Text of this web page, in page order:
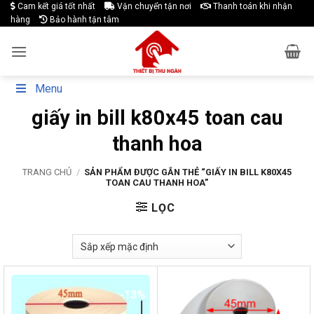
Skip
to
Cam kết giá tốt nhất Vận chuyển tận nơi
Thanh toán khi nhận
hàng
Bảo hành tận tâm
Menu
giấy in bill k80x45 toan cau
thanh hoa
TRANG CHỦ / SẢN PHẨM ĐƯỢC GẮN THẺ “GIẤY IN BILL K80X45
TOAN CAU THANH HOA”
LỌC
-13% -17%